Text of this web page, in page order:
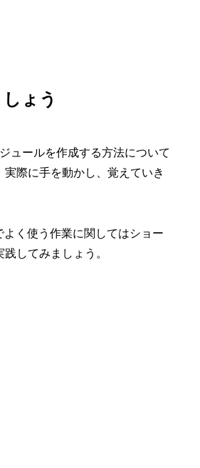
ょう
ュールを作成する方法について
際に手を動かし、覚えていき
く使う作業に関してはショー
してみましょう。